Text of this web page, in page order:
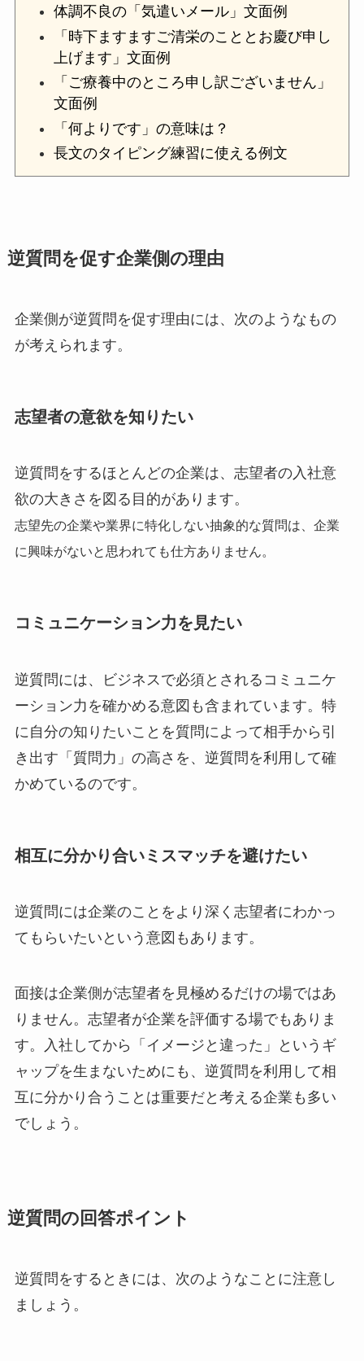
体調不良の「気遣いメール」文面例
「時下ますますご清栄のこととお慶び申し
上げます」文面例
「ご療養中のところ申し訳ございません」
文面例
「何よりです」の意味は？
長文のタイピング練習に使える例文
逆質問を促す企業側の理由
企業側が逆質問を促す理由には、次のようなもの
が考えられます。
志望者の意欲を知りたい
逆質問をするほとんどの企業は、志望者の入社意
欲の大きさを図る目的があります。
志望先の企業や業界に特化しない抽象的な質問は、企業
に興味がないと思われても仕方ありません。
コミュニケーション力を見たい
逆質問には、ビジネスで必須とされるコミュニケ
ーション力を確かめる意図も含まれています。特
に自分の知りたいことを質問によって相手から引
き出す「質問力」の高さを、逆質問を利用して確
かめているのです。
相互に分かり合いミスマッチを避けたい
逆質問には企業のことをより深く志望者にわかっ
てもらいたいという意図もあります。
面接は企業側が志望者を見極めるだけの場ではあ
りません。志望者が企業を評価する場でもありま
す。入社してから「イメージと違った」というギ
ャップを生まないためにも、逆質問を利用して相
互に分かり合うことは重要だと考える企業も多い
でしょう。
逆質問の回答ポイント
逆質問をするときには、次のようなことに注意し
ましょう。